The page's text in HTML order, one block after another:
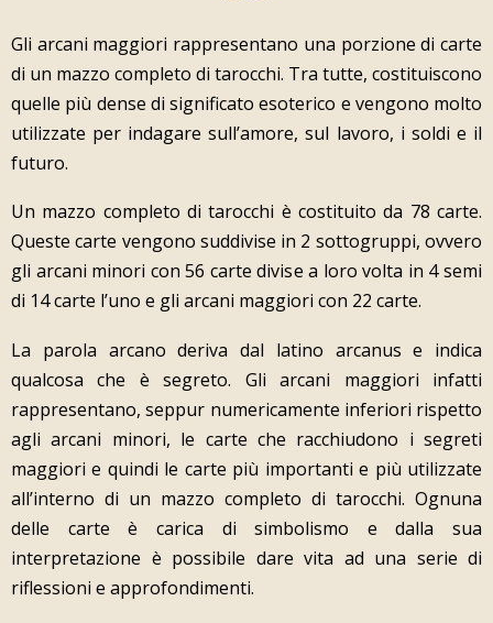
Gli arcani maggiori rappresentano una porzione di carte
di un mazzo completo di tarocchi. Tra tutte, costituiscono
quelle più dense di significato esoterico e vengono molto
utilizzate per indagare sull’amore, sul lavoro, i soldi e il
futuro.
Un mazzo completo di tarocchi è costituito da 78 carte.
Queste carte vengono suddivise in 2 sottogruppi, ovvero
gli arcani minori con 56 carte divise a loro volta in 4 semi
di 14 carte l’uno e gli arcani maggiori con 22 carte.
La parola arcano deriva dal latino arcanus e indica
qualcosa che è segreto. Gli arcani maggiori infatti
rappresentano, seppur numericamente inferiori rispetto
agli arcani minori, le carte che racchiudono i segreti
maggiori e quindi le carte più importanti e più utilizzate
all’interno di un mazzo completo di tarocchi. Ognuna
delle carte è carica di simbolismo e dalla sua
interpretazione è possibile dare vita ad una serie di
riflessioni e approfondimenti.